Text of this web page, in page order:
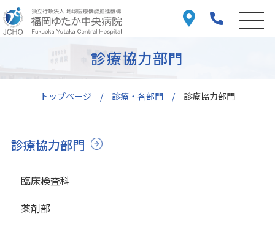
トップページ 診療・各部門 診療協力部門
診療協力部門
診療協力部門
臨床検査科
薬剤部